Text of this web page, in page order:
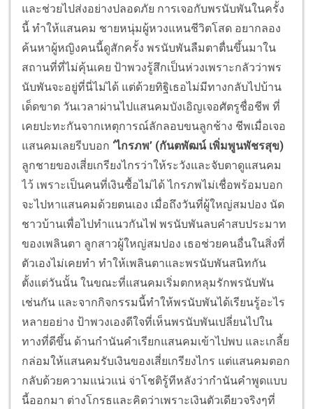
และช่วยไปส่งอย่างปลอดภัย การเจอกับพรนับพันในครั้ง
นี้ ทำให้แสนคม ชายหนุ่มผู้หวงแหนชีวิตโสด อยากลอง
ค้นหาผู้หญิงคนนี้ดูสักครั้ง พรนับพันลืมตาตื่นขึ้นมาใน
สถานที่ที่ไม่คุ้นเคย ป้าพวงรู้สึกเป็นห่วงเพราะกลัวว่าพร
นับพันจะอยู่ที่นี่ไม่ได้ แต่ด้วยทิฐิเธอไม่มีทางกลับไปบ้าน
เด็ดขาด วันเวลาผ่านไปแสนคมบังเอิญเจอศัตรูชื่อชีพ ที่
เคยปะทะกันจากเหตุการณ์ลักลอบขนลูกช้าง ชีพเมื่อเจอ
แสนคมเลยรีบบอก ‘ไกรภพ’ (กันตพัฒน์ เพิ่มพูนพัชรสุข)
ลูกชายของเสี่ยเกรียงไกรว่าให้ระวังและจับตาดูแสนคม
ไว้ เพราะเป็นคนที่เงินซื้อไม่ได้ ไกรภพไม่เชื่อพร้อมบอก
จะไปหาแสนคมด้วยตนเอง เมื่อถึงวันที่ผู้ใหญ่สมปอง นัด
ชาวบ้านเพื่อไปทำแนวกันไฟ พรนับพันลบคำสบประมาท
ของเพลินตา ลูกสาวผู้ใหญ่สมปอง เธอช่วยคนอื่นในสิ่งที่
ตัวเองไม่เคยทำ ทำให้เพลินตาและพรนับพันสนิทกัน
ตั้งแต่วันนั้น ในขณะที่แสนคมเริ่มตกหลุมรักพรนับพัน
เช่นกัน และจากกิจกรรมนี้ทำให้พรนับพันได้เรียนรู้อะไร
หลายอย่าง ป้าพวงเองดีใจที่เห็นพรนับพันเปลี่ยนไปใน
ทางที่ดีขึ้น ด้านกำนันคำเรียกแสนคมเข้าไปพบ และเกลี้ย
กล่อมให้แสนคมรับเงินของเสี่ยเกรียงไกร แต่แสนคมตอก
กลับด้วยความแน่วแน่ จ่าโชติรู้ทีหลังว่ากำนันคำพูดแบบ
นี้ออกมา ต่างโกรธและคิดว่าเพราะเงินตัวเดียวจริงๆที่